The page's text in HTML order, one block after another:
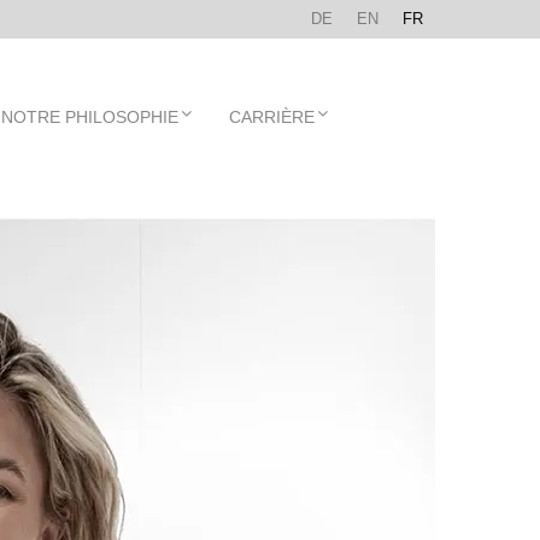
DE EN FR
NOTRE PHILOSOPHIE CARRIÈRE